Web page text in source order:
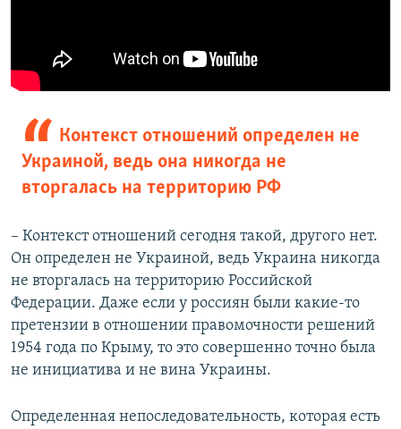
Контекст отношений определен не
Украиной, ведь она никогда не
вторгалась на территорию РФ
–​ Контекст отношений сегодня такой, другого нет.
Он определен не Украиной, ведь Украина никогда
не вторгалась на территорию Российской
Федерации. Даже если у россиян были какие-то
претензии в отношении правомочности решений
1954 года по Крыму, то это совершенно точно была
не инициатива и не вина Украины.
Определенная непоследовательность, которая есть